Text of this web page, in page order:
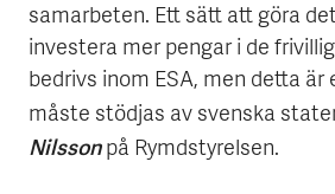
samarbeten. Ett sätt att göra
investera mer pengar i de
bedrivs inom ESA, men detta
måste stödjas av svenska
Nilssonpå Rymdstyrelsen.